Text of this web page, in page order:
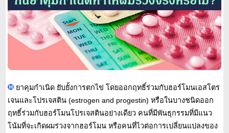
ยาคุมกำเนิด ยับยั้งการตกไข่ โดยออกฤทธิ์ร่วมกับฮอร์โมนเอสโตร
เจนและโปรเจสติน (estrogen and progestin) หรือในบางชนิดออก
ฤทธิ์ร่วมกับฮอร์โมนโปรเจสตินอย่างเดียว คนที่มีพันธุกรรมที่มีแนว
โน้มที่จะเกิดผมร่วงจากฮอร์โมน หรือคนที่ไวต่อการเปลี่ยนแปลงของ